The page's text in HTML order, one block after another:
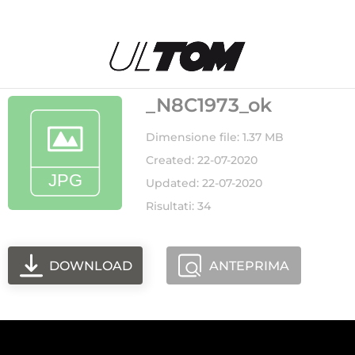
_N8C1973_ok
Dimensione file: 1.37 MB
Created: 22-07-2020
Updated: 22-07-2020
Risultati: 34
DOWNLOAD ANTEPRIMA